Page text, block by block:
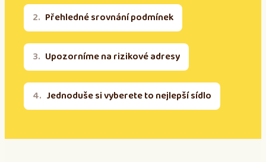
Přehledné srovnání podmínek
Upozorníme na rizikové adresy
Jednoduše si vyberete to nejlepší sídlo